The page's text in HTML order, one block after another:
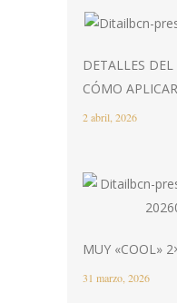
DETALLES
CÓMO
2 abril, 2026
MUY «COOL»
31 marzo, 2026